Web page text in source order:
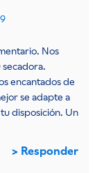
Nos
encantados de
se adapte a
disposición. Un
Responder